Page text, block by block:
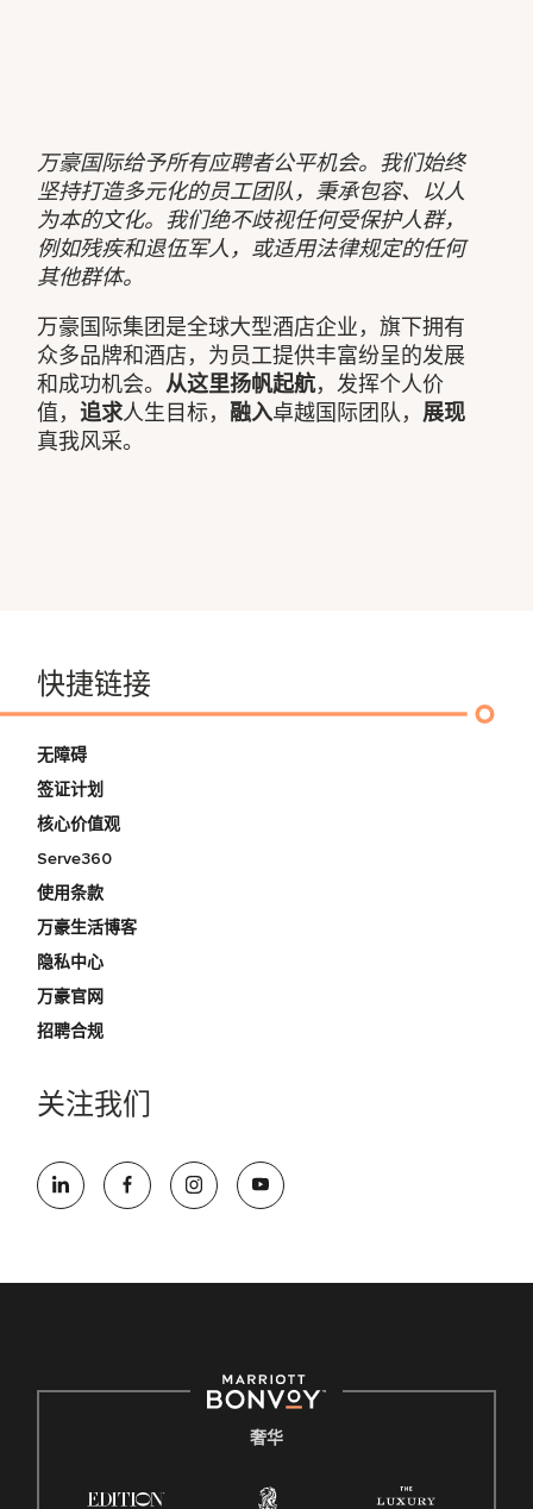
万豪国际给予所有应聘者公平机会。我们始终
坚持打造多元化的员工团队，秉承包容、以人
为本的文化。我们绝不歧视任何受保护人群，
例如残疾和退伍军人，或适用法律规定的任何
其他群体。
万豪国际集团是全球大型酒店企业，旗下拥有
众多品牌和酒店，为员工提供丰富纷呈的发展
和成功机会。从这里扬帆起航，发挥个人价
值，追求人生目标， 融入卓越国际团队， 展现
真我风采。
快捷链接
无障碍
签证计划
核心价值观
Serve360
使用条款
万豪生活博客
隐私中心
万豪官网
招聘合规
关注我们
奢华